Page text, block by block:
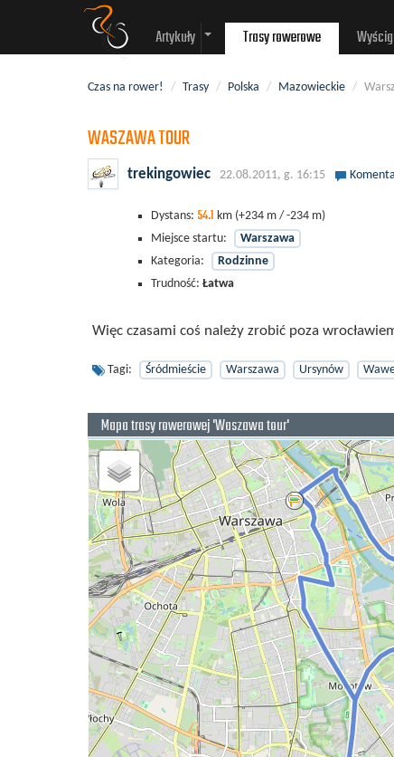
Artykuły Trasy rowerowe
Czas na rower! / Trasy / Polska / Mazowieckie /
WASZAWA TOUR
trekingowiec 22.08.2011, g. 16:15
Dystans: 54.1 km (+234 m / -234 m)
Miejsce startu:
Warszawa
Kategoria:
Rodzinne
Trudność: Łatwa
Więc czasami coś należy zrobić poza
Tagi: Śródmieście Warszawa Ursynów
Mapa trasy rowerowej 'Waszawa tour'